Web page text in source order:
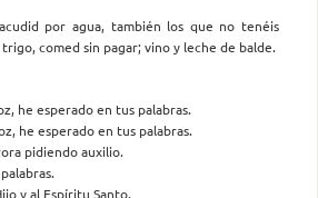
por agua, también los que no tenéis
comed sin pagar; vino y leche de balde.
he esperado en tus palabras.
he esperado en tus palabras.
pidiendo auxilio.
y al Espíritu Santo.